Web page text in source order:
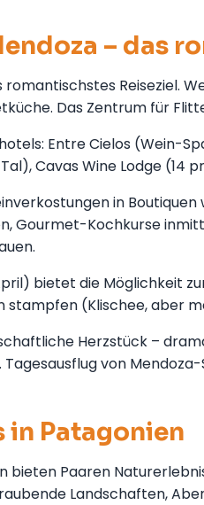
– das
Reiseziel.
Das Zentrum für
Entre Cielos (Wein-
Cavas Wine Lodge (14
in
Gourmet-Kochkurse
bietet die Möglichkeit
stampfen (Klischee, aber
Herzstück –
Tagesausflug von
in Patagonien
bieten Paaren
Landschaften,